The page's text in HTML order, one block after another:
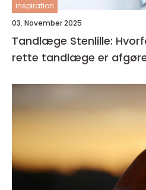
inspiration
03. November 2025
Tandlæge Stenlille:
rette tandlæge er